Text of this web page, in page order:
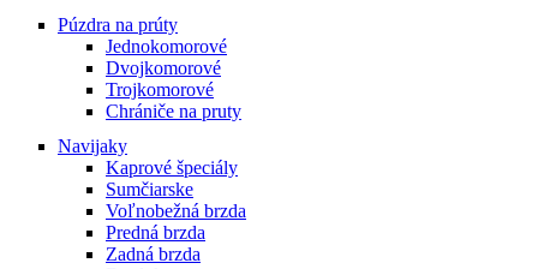
Púzdra na prúty
Jednokomorové
Dvojkomorové
Trojkomorové
Chrániče na pruty
Navijaky
Kaprové špeciály
Sumčiarske
Voľnobežná brzda
Predná brzda
Zadná brzda